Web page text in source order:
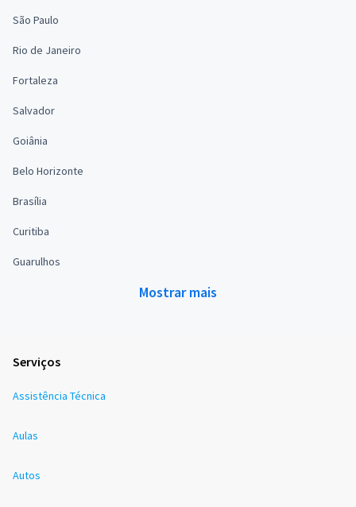
São Paulo
Rio de Janeiro
Fortaleza
Salvador
Goiânia
Belo Horizonte
Brasília
Curitiba
Guarulhos
Mostrar mais
Serviços
Assistência Técnica
Aulas
Autos